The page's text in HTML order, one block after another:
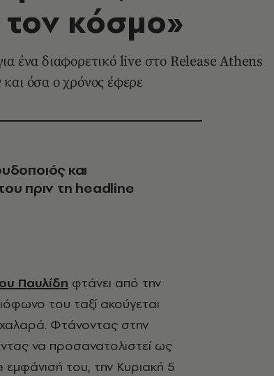
κόσμο»
ένα διαφορετικό live στο Release Athens
όσα ο χρόνος έφερε
και
πριν τη headline
Παυλίδη φτάνει από την
του ταξί ακούγεται
χαλαρά. Φτάνοντας στην
να προσανατολιστεί ως
του, την Κυριακή 5